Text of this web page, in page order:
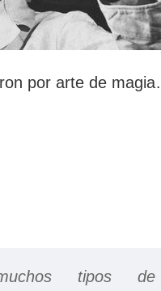
por arte de
tipos de